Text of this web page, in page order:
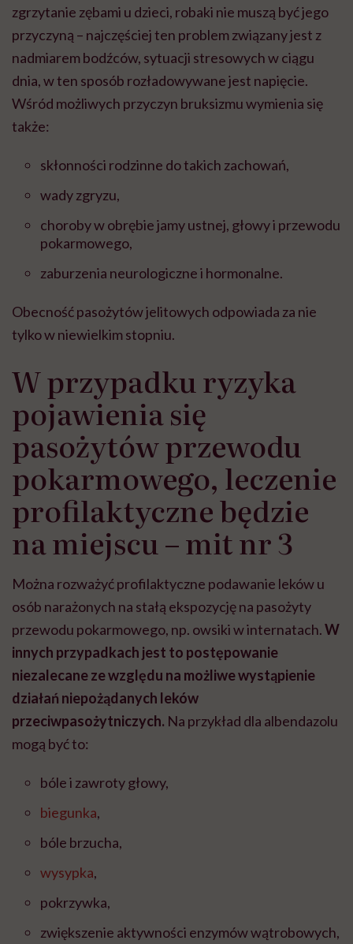
zgrzytanie zębami u dzieci, robaki nie muszą być jego
przyczyną – najczęściej ten problem związany jest z
nadmiarem bodźców, sytuacji stresowych w ciągu
dnia, w ten sposób rozładowywane jest napięcie.
Wśród możliwych przyczyn bruksizmu wymienia się
także:
skłonności rodzinne do takich zachowań,
wady zgryzu,
choroby w obrębie jamy ustnej, głowy i przewodu
pokarmowego,
zaburzenia neurologiczne i hormonalne.
Obecność pasożytów jelitowych odpowiada za nie
tylko w niewielkim stopniu.
W przypadku ryzyka
pojawienia się
pasożytów przewodu
pokarmowego, leczenie
profilaktyczne będzie
na miejscu – mit nr 3
Można rozważyć profilaktyczne podawanie leków u
osób narażonych na stałą ekspozycję na pasożyty
przewodu pokarmowego, np. owsiki w internatach.W
innych przypadkach jest to postępowanie
niezalecane ze względu na możliwe wystąpienie
działań niepożądanych leków
przeciwpasożytniczych. Na przykład dla albendazolu
mogą być to:
bóle i zawroty głowy,
biegunka,
bóle brzucha,
wysypka,
pokrzywka,
zwiększenie aktywności enzymów wątrobowych,